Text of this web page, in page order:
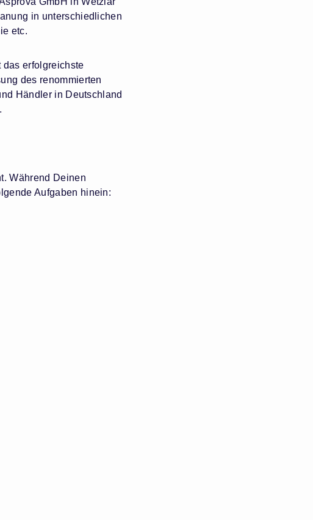
in unterschiedlichen
etc.
erfolgreichste
des renommierten
Händler in Deutschland
Während Deinen
Aufgaben hinein: